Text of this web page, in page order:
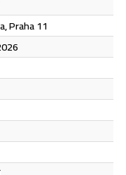
údajů.
Odeslat
Doprava do centra
hromadné dopravy, v
spojem na metro. V
i přes víkend.
Praha 11